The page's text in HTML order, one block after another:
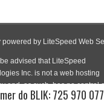
do BLIK: 725 970 077